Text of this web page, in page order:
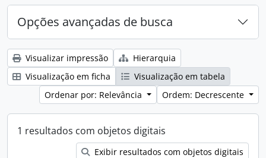
Opções avançadas de busca
Visualizar impressão
Hierarquia
Visualização em ficha
Visualização em tabela
Ordenar por: Relevância
Ordem: Decrescente
1 resultados com objetos digitais
Exibir resultados com objetos digitais